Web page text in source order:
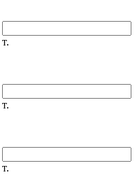
т.
т.
т.